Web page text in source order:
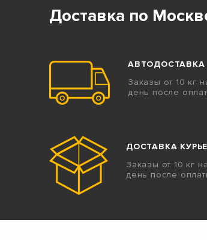
Доставка по
АВТОДОСТАВКА
Заказы от 10 кг
день после
ДОСТАВКА
Заказы от 10 кг
день после